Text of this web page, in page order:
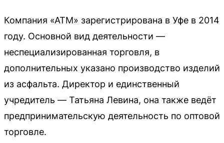
Компания «АТМ» зарегистрирована в Уфе в 2014
году. Основной вид деятельности —
неспециализированная торговля, в
дополнительных указано производство изделий
из асфальта. Директор и единственный
учредитель — Татьяна Левина, она также ведёт
предпринимательскую деятельность по оптовой
торговле.